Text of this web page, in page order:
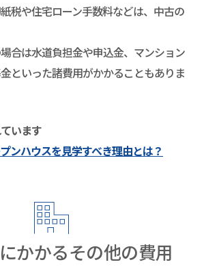
税や住宅ローン手数料などは、中古の
合は水道負担金や申込金、マンション
といった諸費用がかかることもありま
います
ンハウスを見学すべき理由とは？
かかるその他の費用